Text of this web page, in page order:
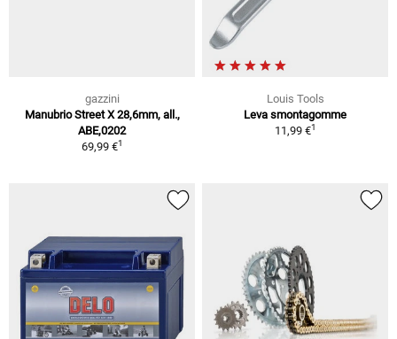
gazzini
Manubrio Street X 28,6mm, all.,
ABE,0202
69,99 €1
Louis Tools
Leva smontagomme
11,99 €1